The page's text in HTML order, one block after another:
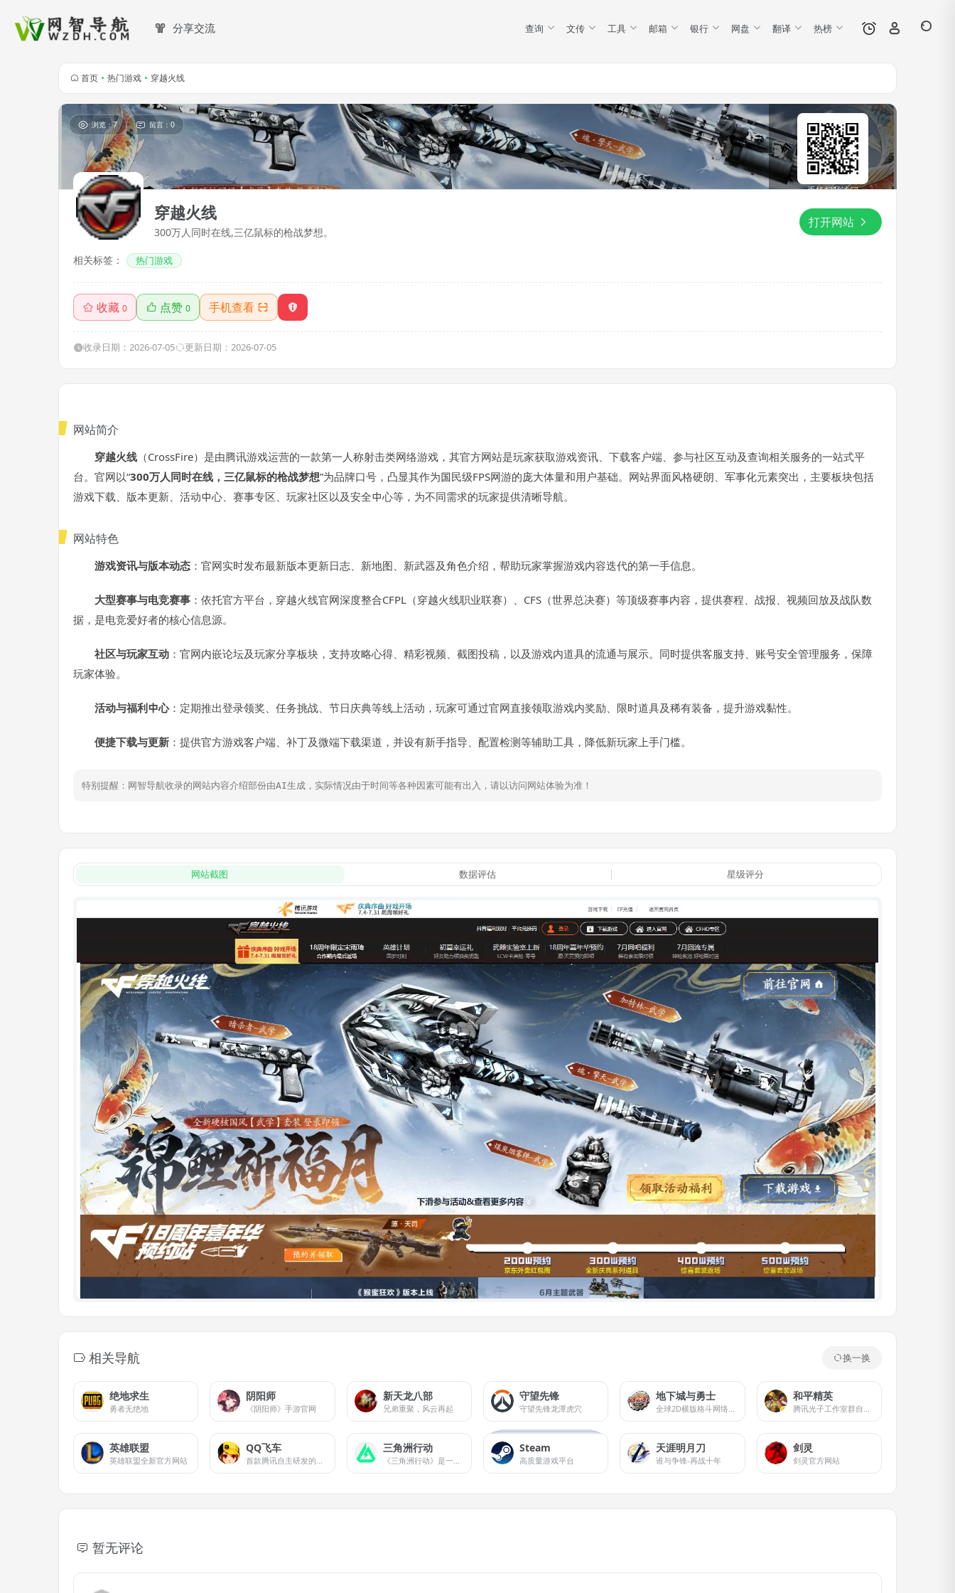
分享交流 查询 文传 工具 邮箱 银行 网盘 翻译 热榜
首页 • 热门游戏 • 穿越火线
手机扫我访问
浏览：7 留言：0
穿越火线
300万人同时在线,三亿鼠标的枪战梦想。
打开网站
相关标签： 热门游戏
收藏 0 点赞 0 手机查看
收录日期：2026-07-05 更新日期：2026-07-05
网站简介
穿越火线 （CrossFire）是由腾讯游戏运营的一款第一人称射击类网络游戏，其官方网站是玩家获取游戏资讯、下载客户端、参与社区互动及查询相关服务的一站式平
台。官网以“300万人同时在线，三亿鼠标的枪战梦想”为品牌口号，凸显其作为国民级FPS网游的庞大体量和用户基础。网站界面风格硬朗、军事化元素突出，主要板块包括
游戏下载、版本更新、活动中心、赛事专区、玩家社区以及安全中心等，为不同需求的玩家提供清晰导航。
网站特色
游戏资讯与版本动态 ：官网实时发布最新版本更新日志、新地图、新武器及角色介绍，帮助玩家掌握游戏内容迭代的第一手信息。
大型赛事与电竞赛事 ：依托官方平台，穿越火线官网深度整合CFPL（穿越火线职业联赛）、CFS（世界总决赛）等顶级赛事内容，提供赛程、战报、视频回放及战队数
据，是电竞爱好者的核心信息源。
社区与玩家互动 ：官网内嵌论坛及玩家分享板块，支持攻略心得、精彩视频、截图投稿，以及游戏内道具的流通与展示。同时提供客服支持、账号安全管理服务，保障
玩家体验。
活动与福利中心：定期推出登录领奖、任务挑战、节日庆典等线上活动，玩家可通过官网直接领取游戏内奖励、限时道具及稀有装备，提升游戏黏性。
便捷下载与更新 ：提供官方游戏客户端、补丁及微端下载渠道，并设有新手指导、配置检测等辅助工具，降低新玩家上手门槛。
特别提醒：网智导航收录的网站内容介绍部份由AI生成，实际情况由于时间等各种因素可能有出入，请以访问网站体验为准！
网站截图 数据评估 星级评分
相关导航 换一换
绝地求生
勇者无绝地
阴阳师
《阴阳师》手游官网
新天龙八部
兄弟重聚，风云再起
守望先锋
守望先锋龙潭虎穴
地下城与勇士
全球2D横版格斗网络游戏（MMOACT）的先行者
和平精英
腾讯光子工作室群自研打造的战术竞技手游
英雄联盟
英雄联盟全新官方网站
QQ飞车
首款腾讯自主研发的竞速类休闲网络游戏
三角洲行动
《三角洲行动》是一款由琳琅天上团队研发运营的新一代战术射击品质标杆游戏。
Steam
高质量游戏平台
天涯明月刀
谁与争锋-再战十年
剑灵
剑灵官方网站
暂无评论